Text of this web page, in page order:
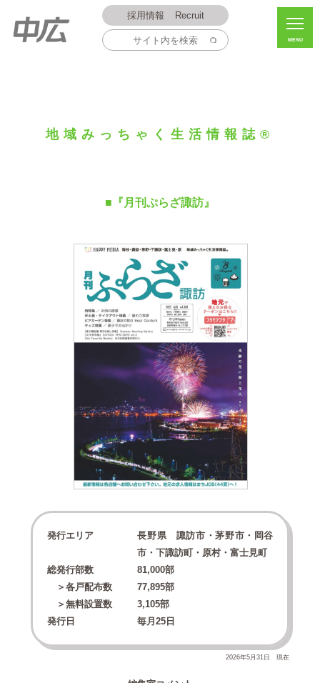
採用情報 Recruit
MENU
地域みっちゃく生活情報誌®
■『月刊ぷらざ諏訪』
発行エリア
長野県 諏訪市・茅野市・岡谷
市・下諏訪町・原村・富士見町
総発行部数
81,000部
＞各戸配布数
77,895部
＞無料設置数
3,105部
発行日
毎月25日
2026年5月31日 現在